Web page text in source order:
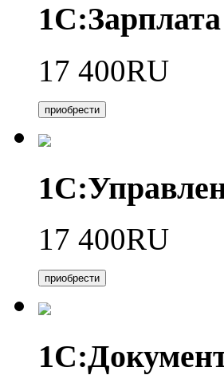
17 400RU
приобрести
17 400RU
приобрести